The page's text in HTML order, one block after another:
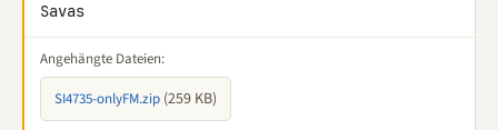
Savas
Angehängte Dateien:
SI4735-onlyFM.zip (259 KB)